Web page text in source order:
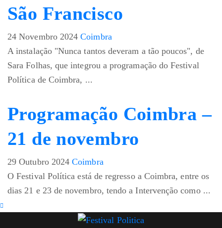
São Francisco
24 Novembro 2024 Coimbra
A instalação "Nunca tantos deveram a tão poucos", de
Sara Folhas, que integrou a programação do Festival
Política de Coimbra, ...
Programação Coimbra –
21 de novembro
29 Outubro 2024 Coimbra
O Festival Política está de regresso a Coimbra, entre os
dias 21 e 23 de novembro, tendo a Intervenção como ...